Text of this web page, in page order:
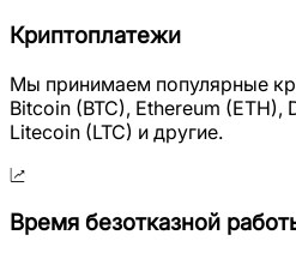
Криптоплатежи
Мы принимаем популярные
Bitcoin (BTC), Ethereum (ETH),
Litecoin (LTC) и другие.
Время безотказной